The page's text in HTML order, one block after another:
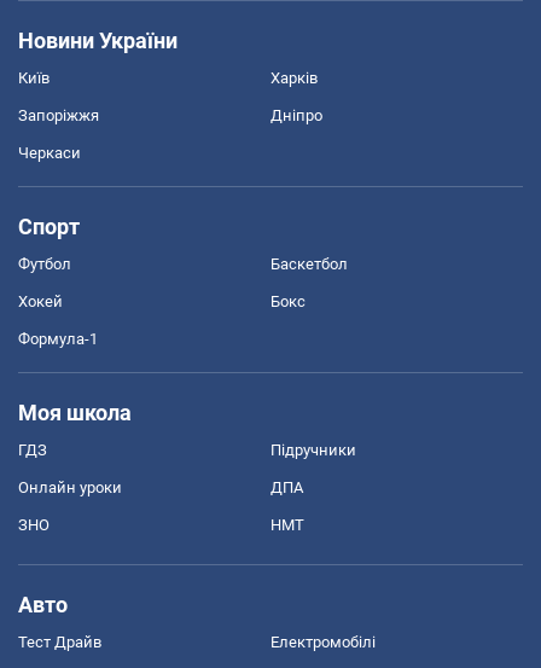
Новини України
Київ Харків
Запоріжжя Дніпро
Черкаси
Спорт
Футбол Баскетбол
Хокей Бокс
Формула-1
Моя школа
ГДЗ Підручники
Онлайн уроки ДПА
ЗНО НМТ
Авто
Тест Драйв Електромобілі